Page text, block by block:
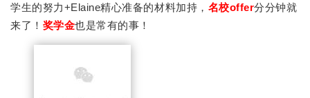
学生的努力+Elaine精心准备的材料加持， 名校offer分分钟就
来了！ 奖学金也是常有的事！